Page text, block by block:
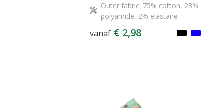
Outer fabric: 75% cotton, 23%
polyamide, 2% elastane
vanaf € 2,98